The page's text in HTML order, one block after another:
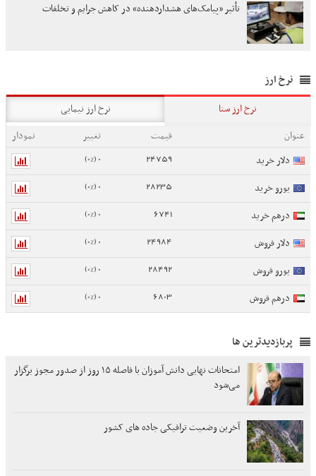
تأثیر «پیامک‌های هشداردهنده» در کاهش جرایم و تخلفات
نرخ ارز
نرخ ارز سنا
نرخ ارز نیمایی
عنوان
قیمت تغییر
نمودار
دلار خرید
24759
0 (0%)
یورو خرید 28235
0 (0%)
درهم خرید 6741
0 (0%)
دلار فروش 24984
0 (0%)
یورو فروش 28492
0 (0%)
درهم فروش 6803
0 (0%)
پربازدیدترین ها
امتحانات نهایی دانش آموزان با فاصله ۱۵ روز از صدور مجوز برگزار
می‌شود
آخرین وضعیت ترافیکی جاده های کشور